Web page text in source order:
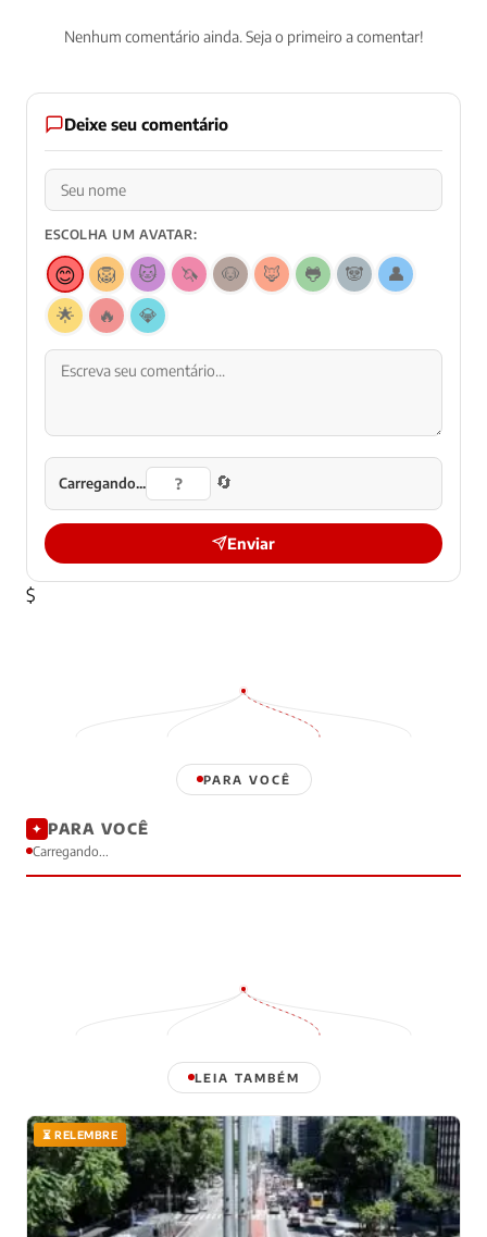
Nenhum comentário ainda. Seja o primeiro a comentar!
Deixe seu comentário
ESCOLHA UM AVATAR:
😊 🦁 🐱 🦄 🐶 🦊 🐸 🐼
👤
🌟
🔥 💎
Carregando... 🔄
Enviar
$
PARA VOCÊ
✦ PARA VOCÊ
Carregando...
LEIA TAMBÉM
⏳ RELEMBRE